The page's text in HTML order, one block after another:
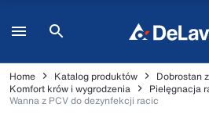
Home Katalog produktów
Dobrostan
Komfort krów i wygrodzenia
Pielęgnacja
Wanna z PCV do dezynfekcji racic